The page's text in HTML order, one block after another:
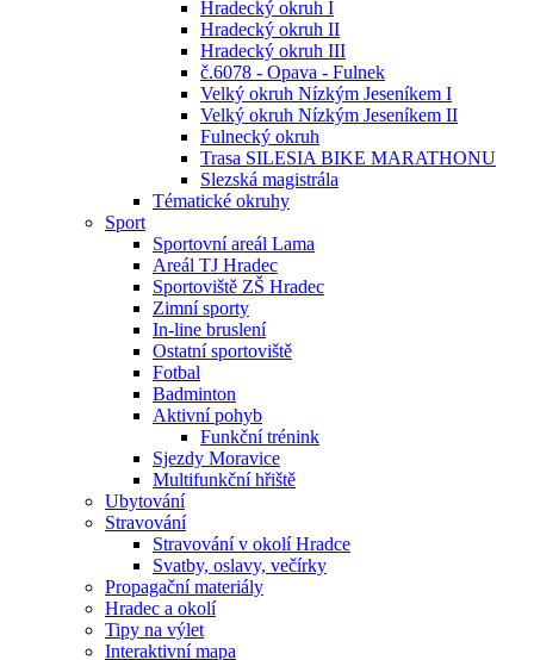
Hradecký okruh I
Hradecký okruh II
Hradecký okruh III
č.6078 - Opava - Fulnek
Velký okruh Nízkým Jeseníkem I
Velký okruh Nízkým Jeseníkem II
Fulnecký okruh
Trasa SILESIA BIKE MARATHONU
Slezská magistrála
Tématické okruhy
Sport
Sportovní areál Lama
Areál TJ Hradec
Sportoviště ZŠ Hradec
Zimní sporty
In-line bruslení
Ostatní sportoviště
Fotbal
Badminton
Aktivní pohyb
Funkční trénink
Sjezdy Moravice
Multifunkční hřiště
Ubytování
Stravování
Stravování v okolí Hradce
Svatby, oslavy, večírky
Propagační materiály
Hradec a okolí
Tipy na výlet
Interaktivní mapa